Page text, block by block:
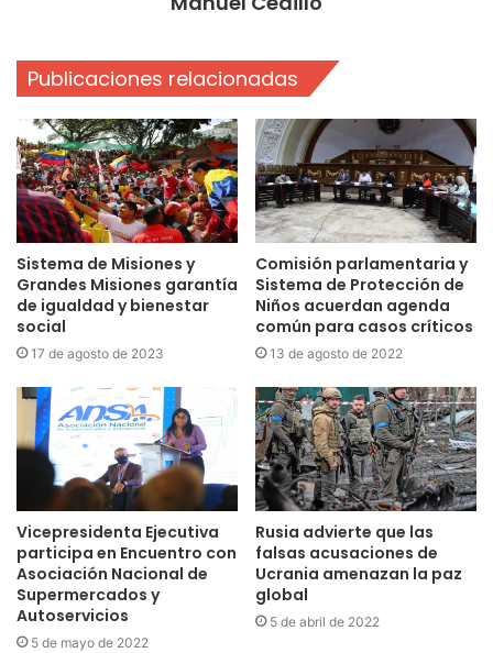
Publicaciones relacionadas
Sistema de Misiones y
Grandes Misiones garantía
de igualdad y bienestar
social
17 de agosto de 2023
Comisión parlamentaria y
Sistema de Protección de
Niños acuerdan agenda
común para casos críticos
13 de agosto de 2022
Vicepresidenta Ejecutiva
participa en Encuentro con
Asociación Nacional de
Supermercados y
Autoservicios
5 de mayo de 2022
Rusia advierte que las
falsas acusaciones de
Ucrania amenazan la paz
global
5 de abril de 2022